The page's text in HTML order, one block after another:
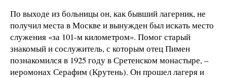
По выходе из больницы он, как бывший лагерник, не
получил места в Москве и вынужден был искать место
служения «за 101-м километром». Помог старый
знакомый и сослужитель, с которым отец Пимен
познакомился в 1925 году в Сретенском монастыре, –
иеромонах Серафим (Крутень). Он прошел лагеря и